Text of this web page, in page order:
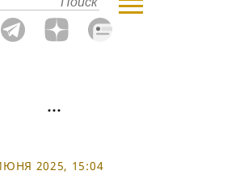
2025, 15:04